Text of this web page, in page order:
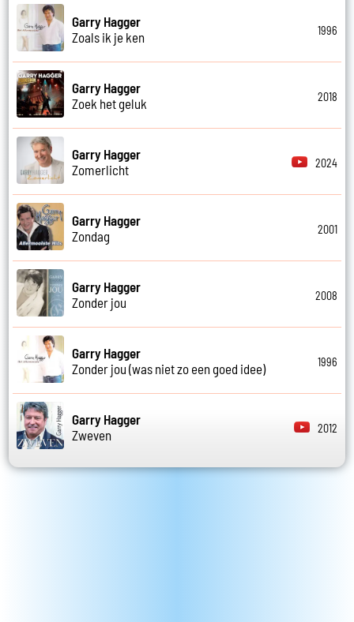
Garry Hagger
Zoals ik je ken
1996
Garry Hagger
Zoek het geluk
2018
Garry Hagger
Zomerlicht
2024
Garry Hagger
Zondag
2001
Garry Hagger
Zonder jou
2008
Garry Hagger
Zonder jou (was niet zo een goed idee)
1996
Garry Hagger
Zweven
2012